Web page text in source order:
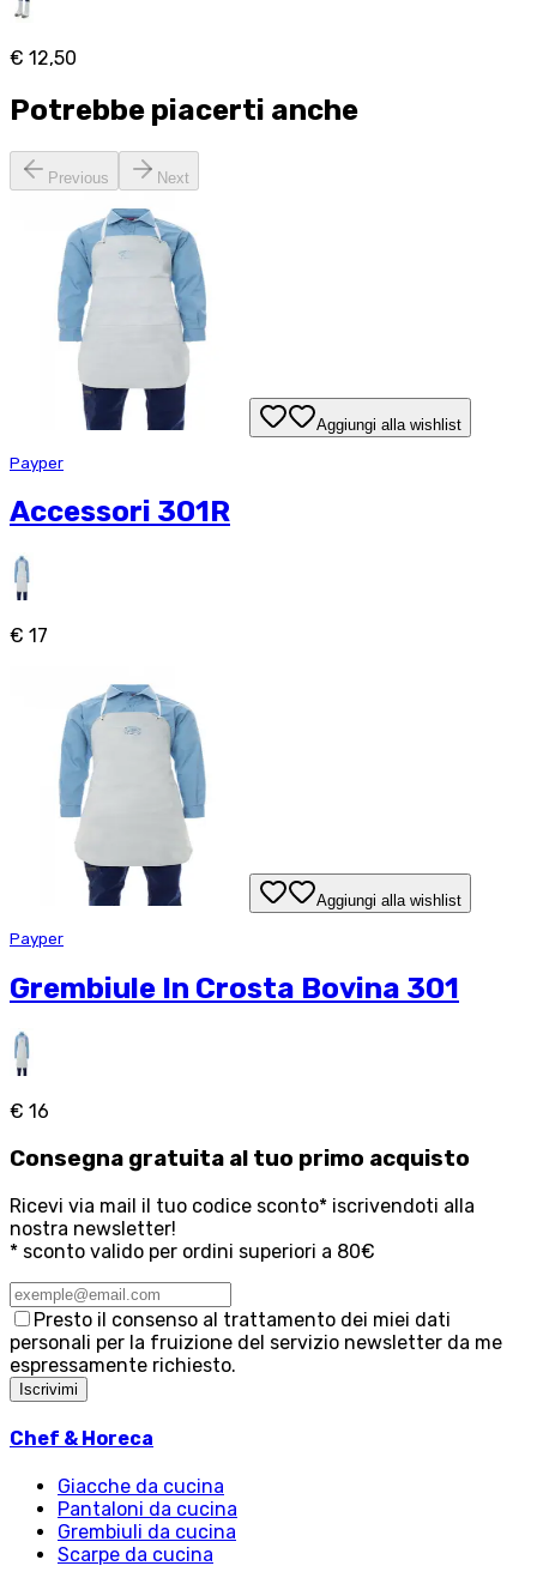
€ 12,50
Potrebbe piacerti anche
Previous Next
Aggiungi alla wishlist
Payper
Accessori 301R
€ 17
Aggiungi alla wishlist
Payper
Grembiule In Crosta Bovina 301
€ 16
Consegna gratuita al tuo primo acquisto
Ricevi via mail il tuo codice sconto* iscrivendoti alla
nostra newsletter!
* sconto valido per ordini superiori a 80€
Presto il consenso al trattamento dei miei dati
personali per la fruizione del servizio newsletter da me
espressamente richiesto.
Iscrivimi
Chef & Horeca
Giacche da cucina
Pantaloni da cucina
Grembiuli da cucina
Scarpe da cucina